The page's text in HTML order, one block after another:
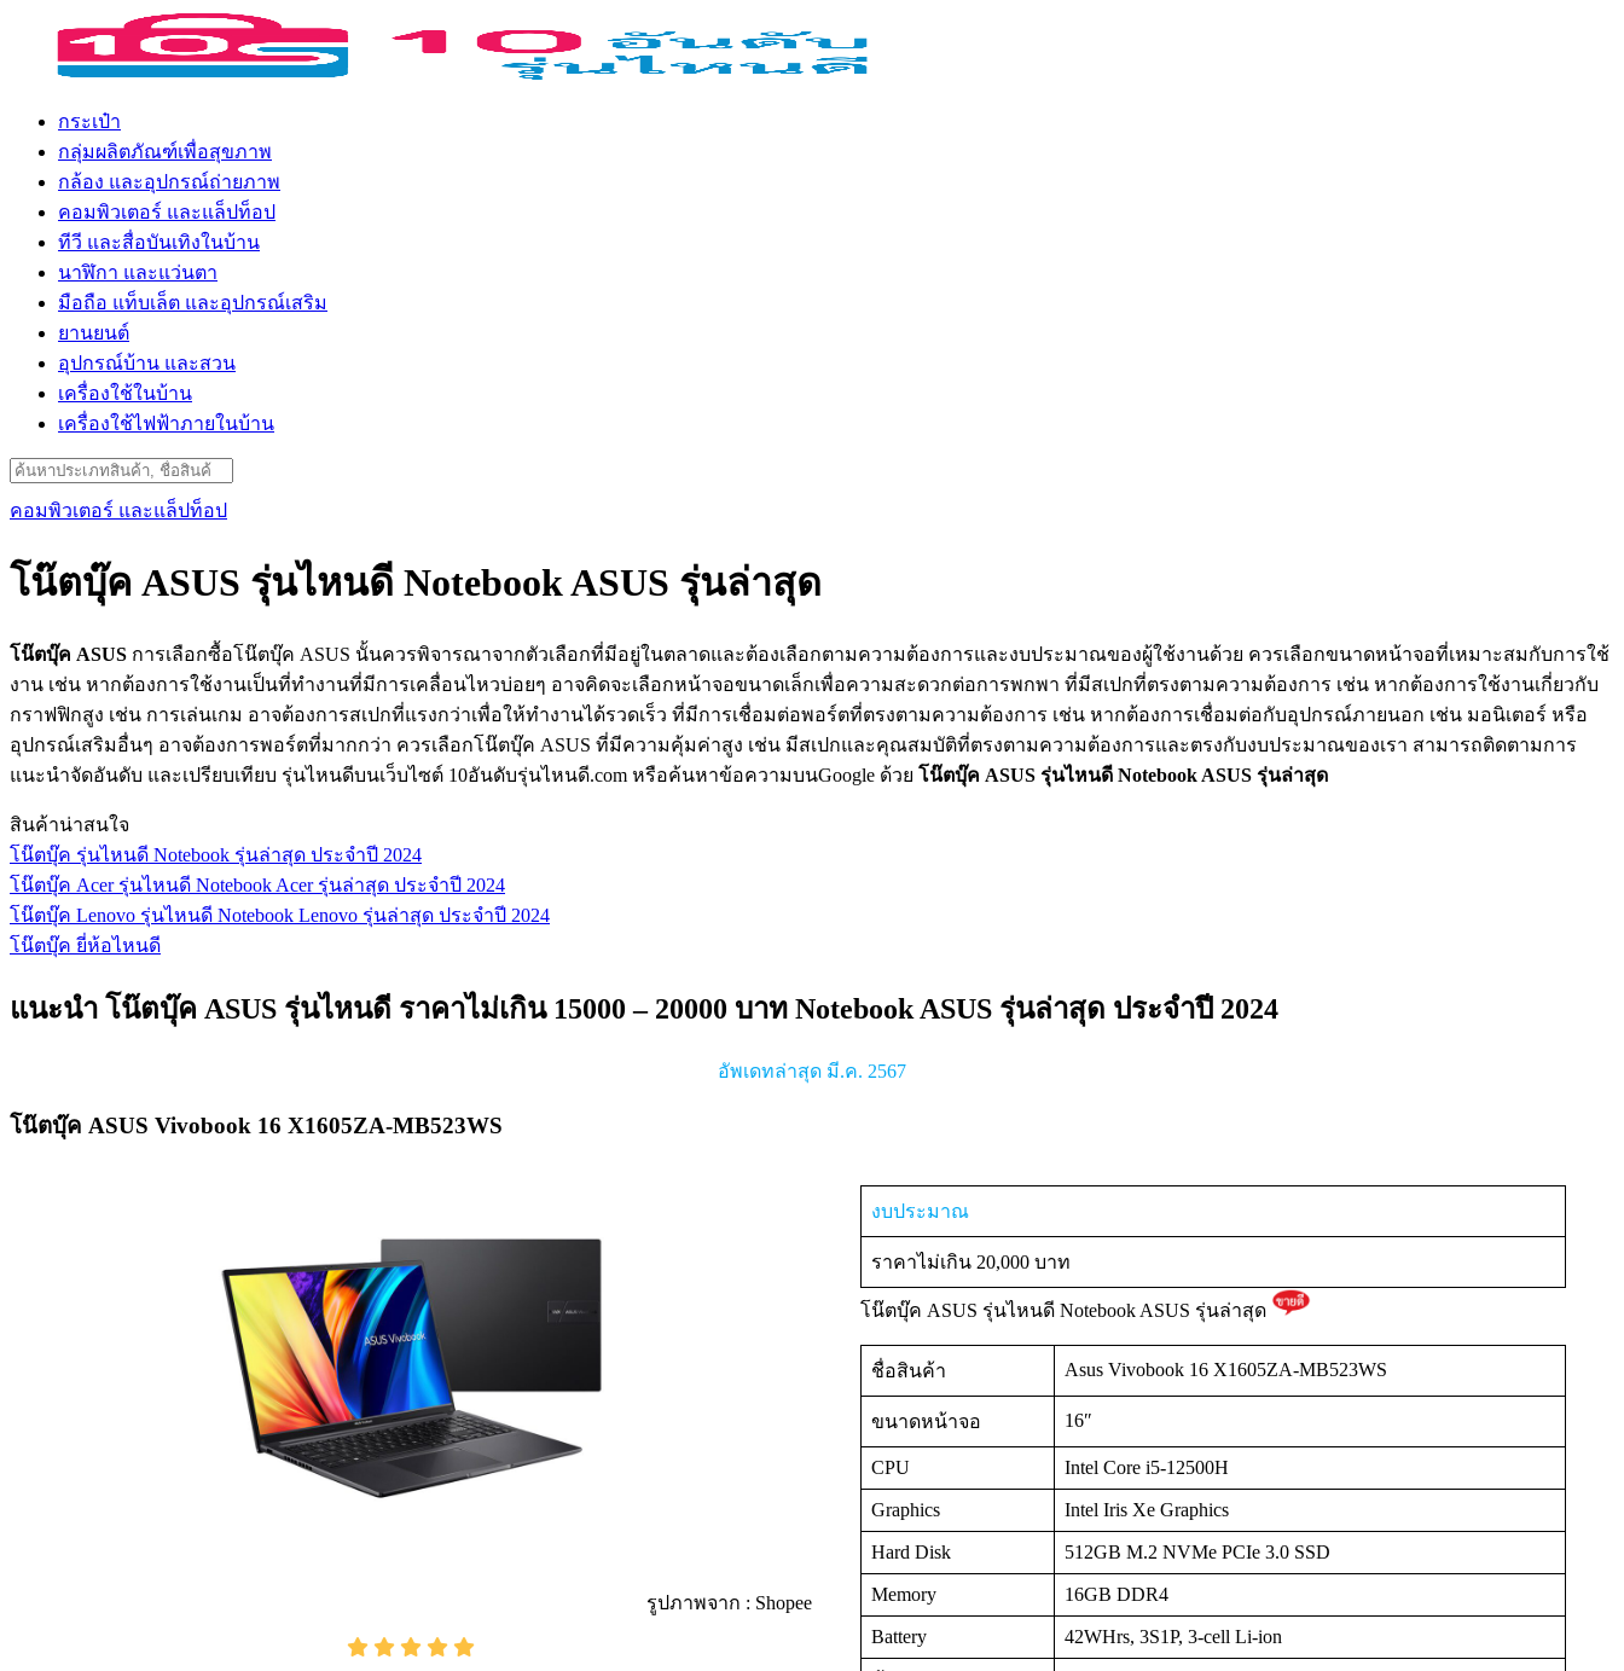
content
กระเป๋า
กลุ่มผลิตภัณฑ์เพื่อสุขภาพ
กล้อง และอุปกรณ์ถ่ายภาพ
คอมพิวเตอร์ และแล็ปท็อป
ทีวี และสื่อบันเทิงในบ้าน
นาฬิกา และแว่นตา
มือถือ แท็บเล็ต และอุปกรณ์เสริม
ยานยนต์
อุปกรณ์บ้าน และสวน
เครื่องใช้ในบ้าน
เครื่องใช้ไฟฟ้าภายในบ้าน
Search
for:
คอมพิวเตอร์ และแล็ปท็อป
โน๊ตบุ๊ค ASUS รุ่นไหนดี Notebook ASUS รุ่นล่าสุด
โน๊ตบุ๊ค ASUS การเลือกซื้อโน๊ตบุ๊ค ASUS นั้นควรพิจารณาจากตัวเลือกที่มีอยู่ในตลาดและต้องเลือกตามความต้องการและงบประมาณของผู้ใช้งานด้วย ควรเลือกขนาดหน้าจอที่เหมาะสมกับการใช้
งาน เช่น หากต้องการใช้งานเป็นที่ทำงานที่มีการเคลื่อนไหวบ่อยๆ อาจคิดจะเลือกหน้าจอขนาดเล็กเพื่อความสะดวกต่อการพกพา ที่มีสเปกที่ตรงตามความต้องการ เช่น หากต้องการใช้งานเกี่ยวกับ
กราฟฟิกสูง เช่น การเล่นเกม อาจต้องการสเปกที่แรงกว่าเพื่อให้ทำงานได้รวดเร็ว ที่มีการเชื่อมต่อพอร์ตที่ตรงตามความต้องการ เช่น หากต้องการเชื่อมต่อกับอุปกรณ์ภายนอก เช่น มอนิเตอร์ หรือ
อุปกรณ์เสริมอื่นๆ อาจต้องการพอร์ตที่มากกว่า ควรเลือกโน๊ตบุ๊ค ASUS ที่มีความคุ้มค่าสูง เช่น มีสเปกและคุณสมบัติที่ตรงตามความต้องการและตรงกับงบประมาณของเรา สามารถติดตามการ
แนะนำจัดอันดับ และเปรียบเทียบ รุ่นไหนดีบนเว็บไซต์ 10อันดับรุ่นไหนดี.com หรือค้นหาข้อความบนGoogle ด้วย โน๊ตบุ๊ค ASUS รุ่นไหนดี Notebook ASUS รุ่นล่าสุด
สินค้าน่าสนใจ
โน๊ตบุ๊ค รุ่นไหนดี Notebook รุ่นล่าสุด ประจำปี 2024
โน๊ตบุ๊ค Acer รุ่นไหนดี Notebook Acer รุ่นล่าสุด ประจำปี 2024
โน๊ตบุ๊ค Lenovo รุ่นไหนดี Notebook Lenovo รุ่นล่าสุด ประจำปี 2024
โน๊ตบุ๊ค ยี่ห้อไหนดี
แนะนำ โน๊ตบุ๊ค ASUS รุ่นไหนดี ราคาไม่เกิน 15000 – 20000 บาท Notebook ASUS รุ่นล่าสุด ประจำปี 2024
อัพเดทล่าสุด มี.ค. 2567
โน๊ตบุ๊ค ASUS Vivobook 16 X1605ZA-MB523WS
รูปภาพจาก : Shopee
งบประมาณ
ราคาไม่เกิน 20,000 บาท
โน๊ตบุ๊ค ASUS รุ่นไหนดี Notebook ASUS รุ่นล่าสุด
ชื่อสินค้า Asus Vivobook 16 X1605ZA-MB523WS
ขนาดหน้าจอ 16″
CPU Intel Core i5-12500H
Graphics Intel Iris Xe Graphics
Hard Disk 512GB M.2 NVMe PCIe 3.0 SSD
Memory 16GB DDR4
Battery 42WHrs, 3S1P, 3-cell Li-ion